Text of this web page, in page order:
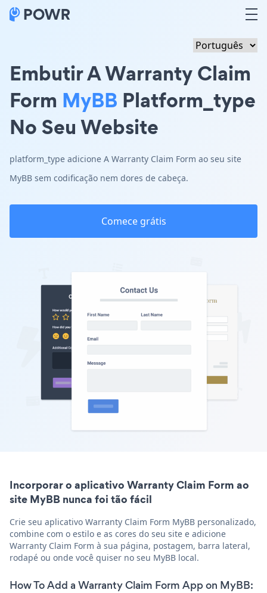
Embutir A Warranty Claim
Form MyBB Platform_type
No Seu Website
platform_type adicione A Warranty Claim Form ao seu site
MyBB sem codificação nem dores de cabeça.
Comece grátis
Incorporar o aplicativo Warranty Claim Form ao
site MyBB nunca foi tão fácil
Crie seu aplicativo Warranty Claim Form MyBB personalizado,
combine com o estilo e as cores do seu site e adicione
Warranty Claim Form à sua página, postagem, barra lateral,
rodapé ou onde você quiser no seu MyBB local.
How To Add a Warranty Claim Form App on MyBB: